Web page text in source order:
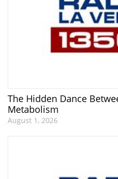
The Hidden Dance
Metabolism
August 1, 2026